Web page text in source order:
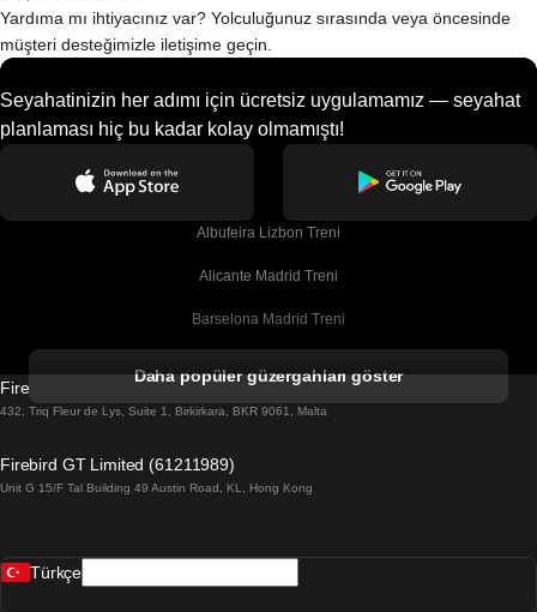
Yardıma mı ihtiyacınız var? Yolculuğunuz sırasında veya öncesinde
müşteri desteğimizle iletişime geçin.
Seyahatinizin her adımı için ücretsiz uygulamamız — seyahat
planlaması hiç bu kadar kolay olmamıştı!
Albufeira Lizbon Treni
Alicante Madrid Treni
Barselona Madrid Treni
Barselona Sevilla Treni
Belfast Dublin Treni
Daha popüler güzergahları göster
Firebird GT Limited (OC 1451)
432, Triq Fleur de Lys, Suite 1, Birkirkara, BKR 9061, Malta
Firebird GT Limited (61211989)
Unit G 15/F Tal Building 49 Austin Road, KL, Hong Kong
Türkçe